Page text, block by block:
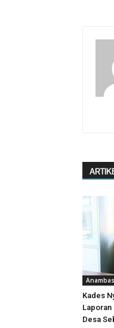
Anambas
Kades
Laporan
Desa